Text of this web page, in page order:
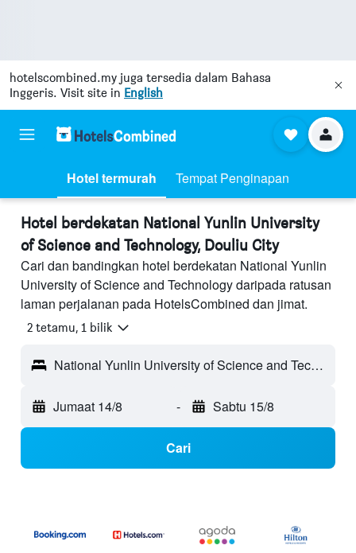
hotelscombined.my juga tersedia dalam Bahasa
Inggeris. Visit site in English
Hotel termurah Tempat Penginapan
Hotel berdekatan National Yunlin University
of Science and Technology, Douliu City
Cari dan bandingkan hotel berdekatan National Yunlin
University of Science and Technology daripada ratusan
laman perjalanan pada HotelsCombined dan jimat.
2 tetamu, 1 bilik
National Yunlin University of Science and Technology - Douliu City, Taiwan
Jumaat 14/8 - Sabtu 15/8
Cari